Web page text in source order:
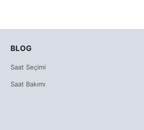
BLOG
Saat Seçimi
Saat Bakımı